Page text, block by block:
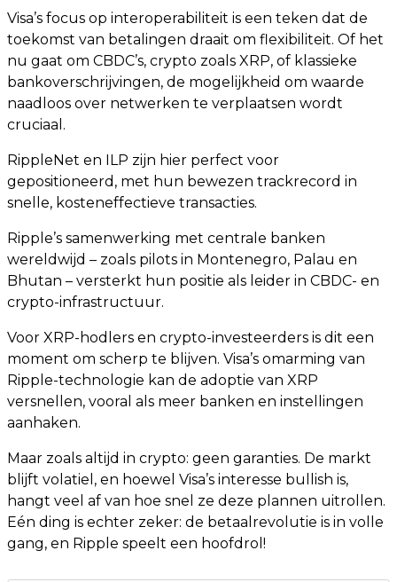
Visa’s focus op interoperabiliteit is een teken dat de
toekomst van betalingen draait om flexibiliteit. Of het
nu gaat om CBDC’s, crypto zoals XRP, of klassieke
bankoverschrijvingen, de mogelijkheid om waarde
naadloos over netwerken te verplaatsen wordt
cruciaal.
RippleNet en ILP zijn hier perfect voor
gepositioneerd, met hun bewezen trackrecord in
snelle, kosteneffectieve transacties.
Ripple’s samenwerking met centrale banken
wereldwijd – zoals pilots in Montenegro, Palau en
Bhutan – versterkt hun positie als leider in CBDC- en
crypto-infrastructuur.
Voor XRP-hodlers en crypto-investeerders is dit een
moment om scherp te blijven. Visa’s omarming van
Ripple-technologie kan de adoptie van XRP
versnellen, vooral als meer banken en instellingen
aanhaken.
Maar zoals altijd in crypto: geen garanties. De markt
blijft volatiel, en hoewel Visa’s interesse bullish is,
hangt veel af van hoe snel ze deze plannen uitrollen.
Eén ding is echter zeker: de betaalrevolutie is in volle
gang, en Ripple speelt een hoofdrol!